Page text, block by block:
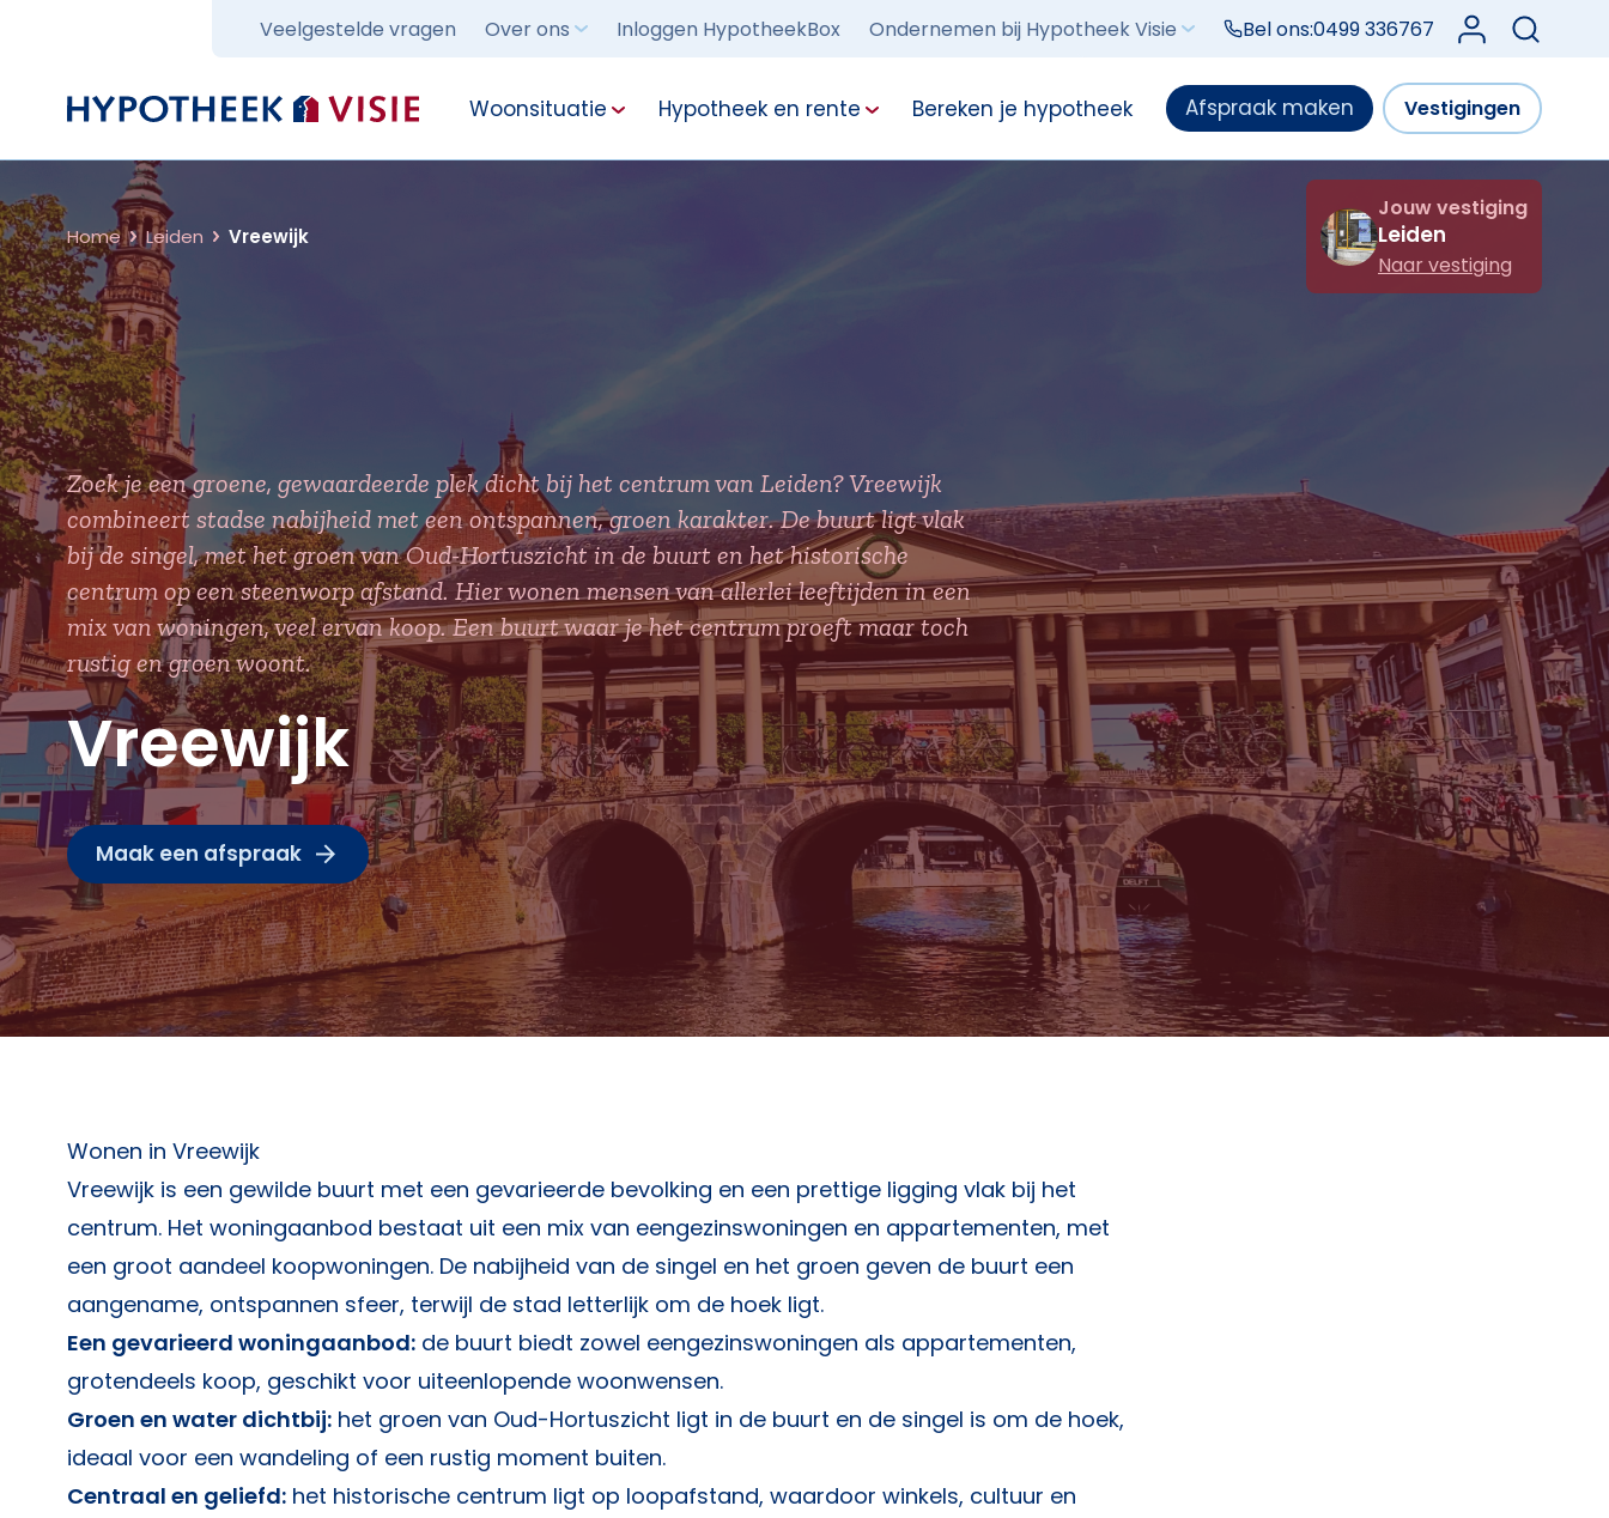
Veelgestelde vragen Over ons Inloggen HypotheekBox Ondernemen bij Hypotheek Visie Bel ons:0499 336767 Log in bij Mijn
Terug naar home Woonsituatie Hypotheek en rente Bereken je hypotheek Afspraak maken Vestigingen
Home Leiden Vreewijk
Jouw vestiging
Leiden
Naar vestiging
Zoek je een groene, gewaardeerde plek dicht bij het centrum van Leiden? Vreewijk
combineert stadse nabijheid met een ontspannen, groen karakter. De buurt ligt vlak
bij de singel, met het groen van Oud-Hortuszicht in de buurt en het historische
centrum op een steenworp afstand. Hier wonen mensen van allerlei leeftijden in een
mix van woningen, veel ervan koop. Een buurt waar je het centrum proeft maar toch
rustig en groen woont.
Vreewijk
Maak een afspraak
Wonen in Vreewijk
Vreewijk is een gewilde buurt met een gevarieerde bevolking en een prettige ligging vlak bij het
centrum. Het woningaanbod bestaat uit een mix van eengezinswoningen en appartementen, met
een groot aandeel koopwoningen. De nabijheid van de singel en het groen geven de buurt een
aangename, ontspannen sfeer, terwijl de stad letterlijk om de hoek ligt.
Een gevarieerd woningaanbod: de buurt biedt zowel eengezinswoningen als appartementen,
grotendeels koop, geschikt voor uiteenlopende woonwensen.
Groen en water dichtbij: het groen van Oud-Hortuszicht ligt in de buurt en de singel is om de hoek,
ideaal voor een wandeling of een rustig moment buiten.
Centraal en geliefd: het historische centrum ligt op loopafstand, waardoor winkels, cultuur en